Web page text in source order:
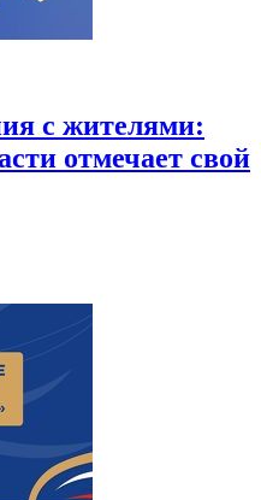
с жителями:
отмечает свой